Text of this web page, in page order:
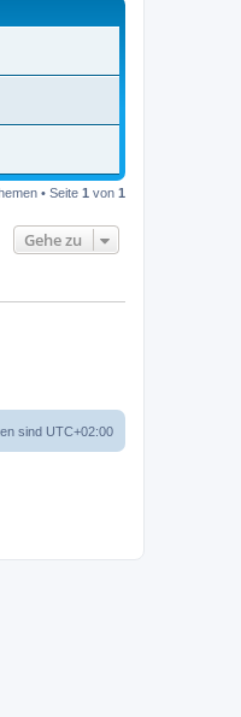
• Seite 1 von 1
Gehe zu
sind UTC+02:00